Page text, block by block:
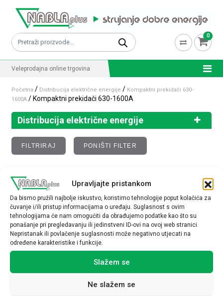
Upravljajte pristankom
Da bismo pružili najbolje iskustvo, koristimo tehnologije poput kolačića za
čuvanje i/ili pristup informacijama o uređaju. Suglasnost s ovim
tehnologijama će nam omogućiti da obrađujemo podatke kao što su
ponašanje pri pregledavanju ili jedinstveni ID-ovi na ovoj web stranici.
Nepristanak ili povlačenje suglasnosti može negativno utjecati na
određene karakteristike i funkcije.
Slažem se
Ne slažem se
Pretraži: 0
Veleprodajna online trgovina
Početna / Distribucija električne energije / Kompaktni prekidači 630-
1600A / Kompaktni prekidači 630-1600A
Distribucija električne energije
FILTRIRAJ PONIŠTI FILTER
Kompaktni prekidači 630-1600A
Nisu pronađeni proizvodi koji odgovaraju vašem
odabiru.
Sjedište
nabla@nabla-plus.hr